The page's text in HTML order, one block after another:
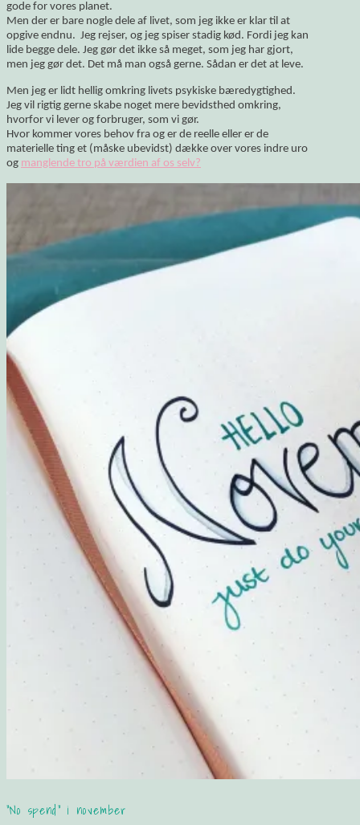
gode for vores planet.
Men der er bare nogle dele af livet, som jeg ikke er klar til at
opgive endnu. Jeg rejser, og jeg spiser stadig kød. Fordi jeg kan
lide begge dele. Jeg gør det ikke så meget, som jeg har gjort,
men jeg gør det. Det må man også gerne. Sådan er det at leve.
Men jeg er lidt hellig omkring livets psykiske bæredygtighed.
Jeg vil rigtig gerne skabe noget mere bevidsthed omkring,
hvorfor vi lever og forbruger, som vi gør.
Hvor kommer vores behov fra og er de reelle eller er de
materielle ting et (måske ubevidst) dække over vores indre uro
og manglende tro på værdien af os selv?
“No spend” i november